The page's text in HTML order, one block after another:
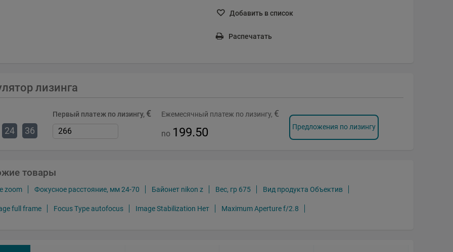
Добавить в список
Распечатать
лизинга
24 36
Первый платеж по лизингу, € Ежемесячный платеж по лизингу, €
no 199.50 Предложения по лизингу
товары
zoom Фокусное расстояние, мм 24-70 Байонет nikon z Вес, гр 675 Вид продукта Объектив
full frame Focus Type autofocus Image Stabilization Нет Maximum Aperture f/2.8